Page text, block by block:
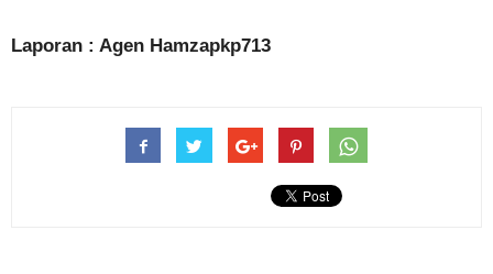
Laporan : Agen Hamzapkp713